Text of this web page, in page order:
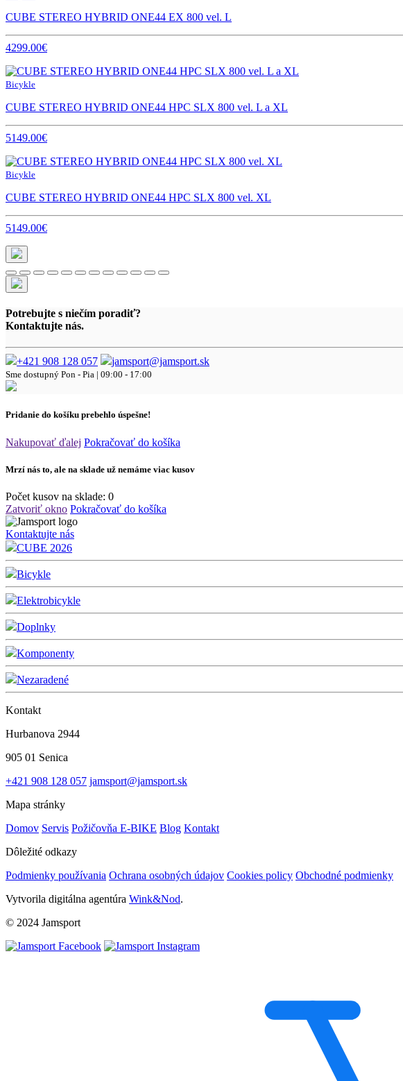
CUBE STEREO HYBRID ONE44 EX 800 vel. L
4299.00€
Bicykle
CUBE STEREO HYBRID ONE44 HPC SLX 800 vel. L a XL
5149.00€
Bicykle
CUBE STEREO HYBRID ONE44 HPC SLX 800 vel. XL
5149.00€
Potrebujte s niečím poradiť?
Kontaktujte nás.
+421 908 128 057 jamsport@jamsport.sk
Sme dostupný Pon - Pia | 09:00 - 17:00
Pridanie do košíku prebehlo úspešne!
Nakupovať ďalej Pokračovať do košíka
Mrzí nás to, ale na sklade už nemáme viac kusov
Počet kusov na sklade: 0
Zatvoriť okno Pokračovať do košíka
Kontaktujte nás
CUBE 2026
Bicykle
Elektrobicykle
Doplnky
Komponenty
Nezaradené
Kontakt
Hurbanova 2944
905 01 Senica
+421 908 128 057 jamsport@jamsport.sk
Mapa stránky
Domov Servis Požičovňa E-BIKE Blog Kontakt
Dôležité odkazy
Podmienky používania Ochrana osobných údajov Cookies policy Obchodné podmienky
Vytvorila digitálna agentúra Wink&Nod.
© 2024 Jamsport